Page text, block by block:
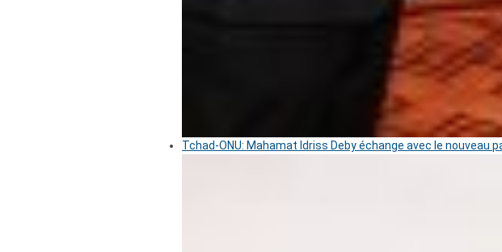
Tchad-ONU: Mahamat Idriss Deby échange avec le nouveau